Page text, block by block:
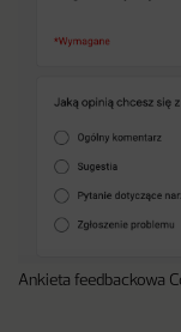
Ankieta feedbackowa